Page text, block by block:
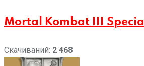
Mortal Kombat III Special
Скачиваний: 2 468